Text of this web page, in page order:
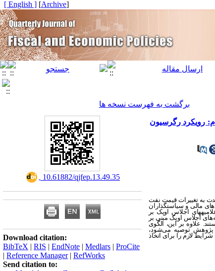
[
Archive
]
[ English ]
برگشت به فهرست نسخه ها
رویکرد رگرسیون
به تغییرات قیمت نفت
مالی و سیاست‏گذاران
اجلاس اوپک بر
می‏دهد اعلامیه‌های اجلاس اوپک مبنی بر
علاوه بر این، الگوی
نتایج پژوهش توصیه می‌شود،
لازم را برای اتخاذ
‎ 10.61882/qjfep.13.49.35
Download citation:
BibTeX | RIS | EndNote | Medlars | ProCite
| Reference Manager| RefWorks
Send citation to: